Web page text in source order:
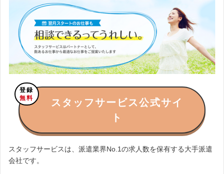
登録
無料
スタッフサービス公式サイ
ト
スタッフサービスは、派遣業界No.1の求人数を保有する大手派遣
会社です。